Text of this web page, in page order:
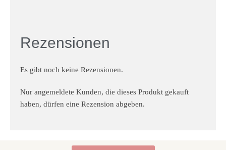
Rezensionen
Es gibt noch keine Rezensionen.
Nur angemeldete Kunden, die dieses Produkt gekauft
haben, dürfen eine Rezension abgeben.